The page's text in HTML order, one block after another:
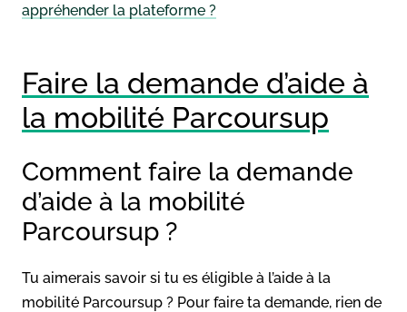
appréhender la plateforme ?
Faire la demande d’aide à
la mobilité Parcoursup
Comment faire la demande
d’aide à la mobilité
Parcoursup ?
Tu aimerais savoir si tu es éligible à l’aide à la
mobilité Parcoursup ? Pour faire ta demande, rien de